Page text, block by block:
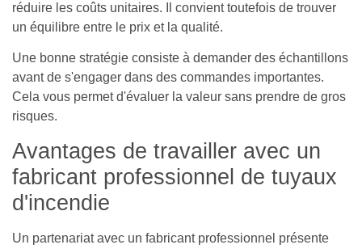
réduire les coûts unitaires. Il convient toutefois de trouver
un équilibre entre le prix et la qualité.
Une bonne stratégie consiste à demander des échantillons
avant de s'engager dans des commandes importantes.
Cela vous permet d'évaluer la valeur sans prendre de gros
risques.
Avantages de travailler avec un
fabricant professionnel de tuyaux
d'incendie
Un partenariat avec un fabricant professionnel présente